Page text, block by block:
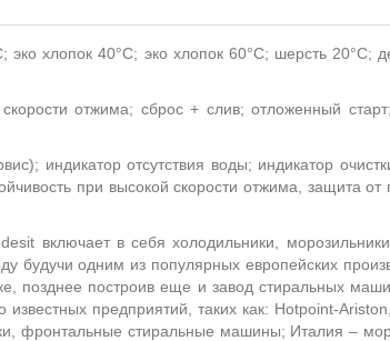
хлопок 40°С; эко хлопок 60°С; шерсть 20°С;
отжима; сброс + слив; отложенный
индикатор отсутствия воды; индикатор
при высокой скорости отжима, защита от
включает в себя холодильники,
одним из популярных европейских
позднее построив еще и завод стиральных
предприятий, таких как: Hotpoint-
фронтальные стиральные машины; Италия –